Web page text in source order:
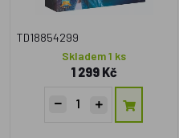
TD18854299
Skladem 1 ks
1 299 Kč